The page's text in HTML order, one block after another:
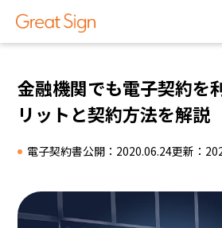
金融機関でも電子契約を
リットと契約方法を解説
電子契約書公開：2020.06.24更新：